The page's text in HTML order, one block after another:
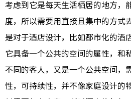
考虑到它是每天生活栖居的地方，
度，所以需要用直接且集中的方式
是对于酒店设计，比如都市化的酒
它具备一个公共的空间的属性，和
不同的客人，又是一个公共空间，
性，可持续性，并不像家庭设计的